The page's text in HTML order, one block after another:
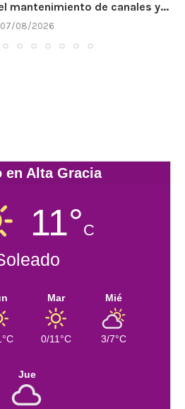
mantenimiento de canales y...
07/08/2026
en Alta Gracia
11°C
Mar
0/11°C
Mié
3/7°C
Jue